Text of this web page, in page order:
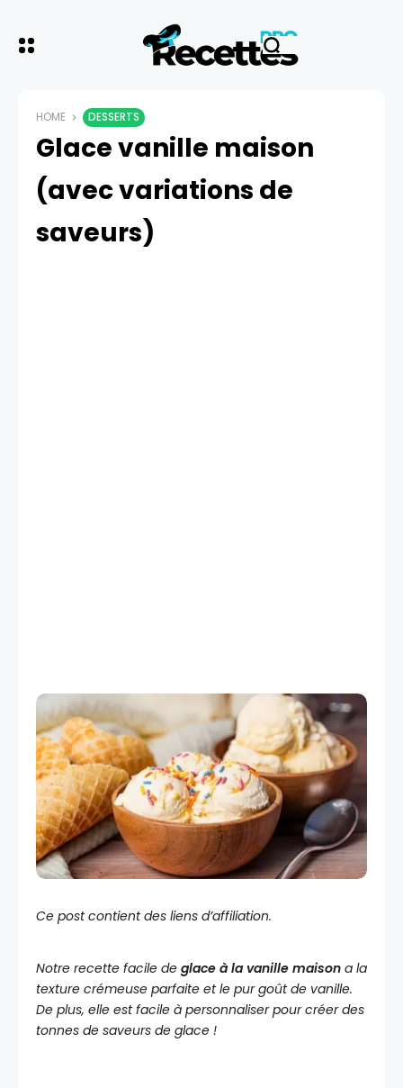
HOME DESSERTS
Glace vanille maison
(avec variations de
saveurs)
Ce post contient des liens d’affiliation.
Notre recette facile de glace à la vanille maison a la
texture crémeuse parfaite et le pur goût de vanille.
De plus, elle est facile à personnaliser pour créer des
tonnes de saveurs de glace !